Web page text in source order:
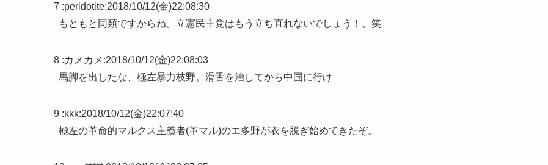
7 :peridotite:2018/10/12(金)22:08:30
もともと同類ですからね。立憲民主党はもう立ち直れないでしょう！。笑
8 :カメカメ :2018/10/12(金)22:08:03
馬脚を出したな、極左暴力枝野。滑舌を治してから中国に行け
9 :kkk:2018/10/12(金)22:07:40
極左の革命的マルクス主義者(革マル)のエ多野が衣を脱ぎ始めてきたぞ。